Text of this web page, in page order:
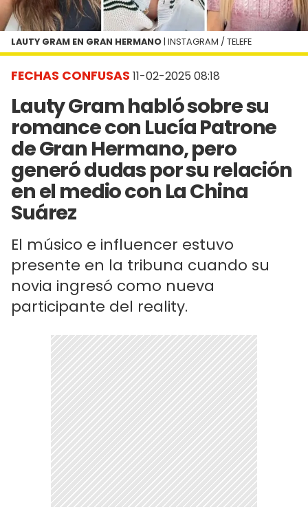
FECHAS CONFUSAS 11-02-2025 08:18
Lauty Gram habló sobre su
romance con Lucía Patrone
de Gran Hermano, pero
generó dudas por su relación
en el medio con La China
Suárez
El músico e influencer estuvo
presente en la tribuna cuando su
novia ingresó como nueva
participante del reality.
LAUTY GRAM EN GRAN HERMANO | INSTAGRAM / TELEFE